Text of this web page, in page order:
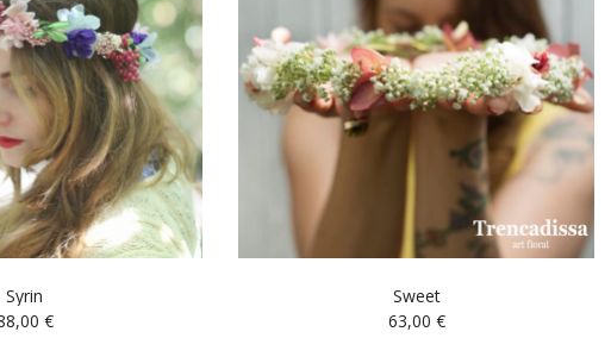
Syrin
€
Sweet
63,00 €